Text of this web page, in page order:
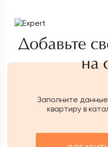
Добавьте
на
Заполните
квартиру в